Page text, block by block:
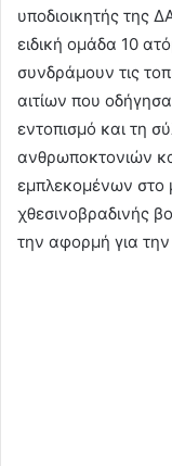
υποδιοικητής της
ειδική ομάδα 10
συνδράμουν τις
αιτίων που
εντοπισμό και τη
ανθρωποκτονιών
εμπλεκομένων στο
χθεσινοβραδινής
την αφορμή για